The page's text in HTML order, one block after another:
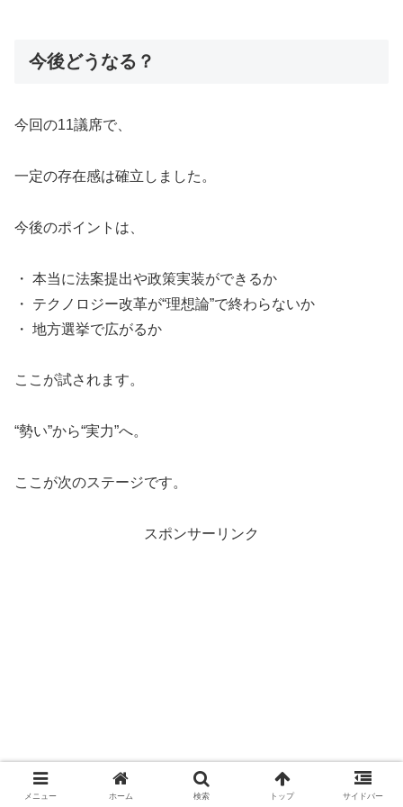
今後どうなる？
今回の11議席で、
一定の存在感は確立しました。
今後のポイントは、
・ 本当に法案提出や政策実装ができるか
・ テクノロジー改革が“理想論”で終わらないか
・ 地方選挙で広がるか
ここが試されます。
“勢い”から“実力”へ。
ここが次のステージです。
スポンサーリンク
メニュー ホーム 検索 トップ サイドバー